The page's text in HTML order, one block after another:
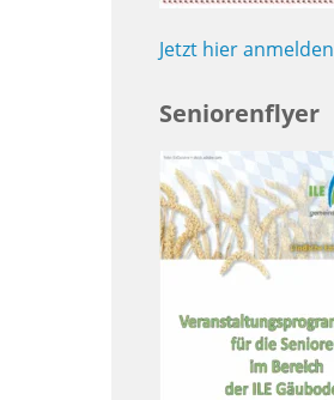
Jetzt hier anmelden
Seniorenflyer